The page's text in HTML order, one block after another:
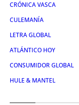
CRÓNICA VASCA
CULEMANÍA
LETRA GLOBAL
ATLÁNTICO HOY
CONSUMIDOR GLOBAL
HULE & MANTEL